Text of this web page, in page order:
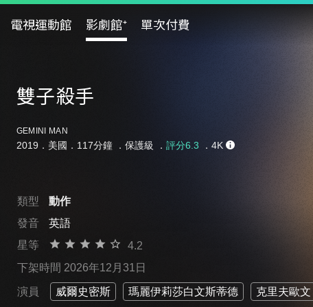
電視運動館 影劇館⁺ 單次付費
雙子殺手
GEMINI MAN
2019．美國．117分鐘 ． 保護級 ． 評分6.3 ．4K
類型
動作
發音
英語
星等
4.2
下架時間 2026年12月31日
演員 威爾史密斯 瑪麗伊莉莎白文斯蒂德 克里夫歐文